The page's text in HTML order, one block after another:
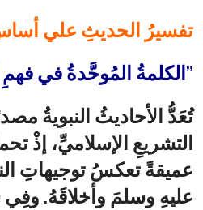
تفسيرُ الحديثِ علي
“الكلمةُ المُوحَّدةُ في فهمِ الحديثِ النبويِّ”
تُعَدُّ الأحاديثُ النبويةُ
التشريعِ الإسلاميِّ، إذْ
عميقةً تعكسُ توجيهاتِ
عليهِ وسلمَ وأخلاقَهُ.